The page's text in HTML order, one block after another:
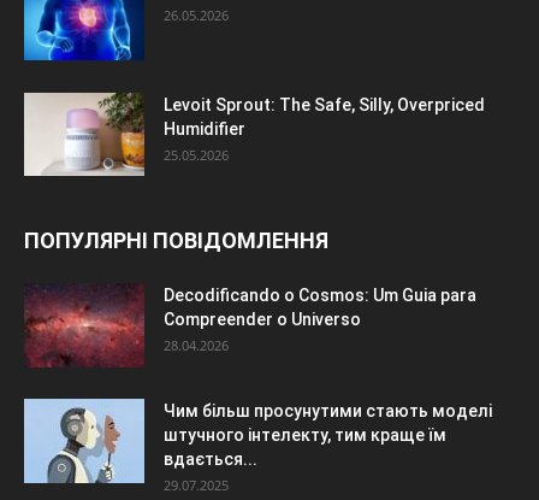
26.05.2026
Levoit Sprout: The Safe, Silly, Overpriced
Humidifier
25.05.2026
ПОПУЛЯРНІ ПОВІДОМЛЕННЯ
Decodificando o Cosmos: Um Guia para
Compreender o Universo
28.04.2026
Чим більш просунутими стають моделі
штучного інтелекту, тим краще їм
вдається...
29.07.2025